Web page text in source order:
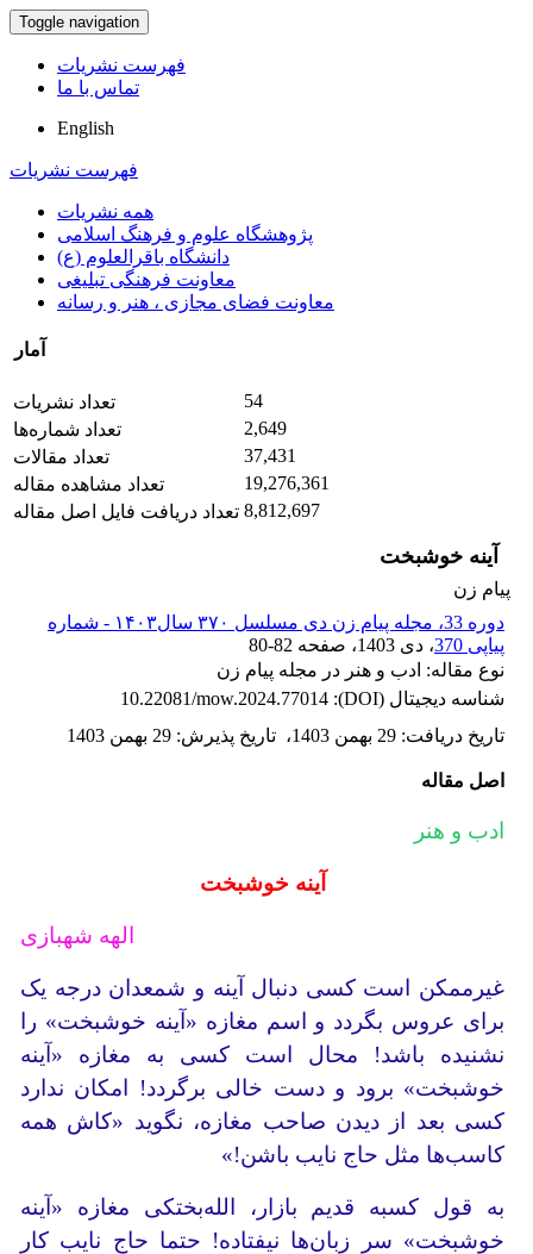
Toggle navigation
فهرست نشریات
تماس با ما
English
فهرست نشریات
همه نشریات
پژوهشگاه علوم و فرهنگ اسلامی
دانشگاه باقرالعلوم (ع)
معاونت فرهنگی تبلیغی
معاونت فضای مجازی ، هنر و رسانه
آمار
تعداد نشریات
54
تعداد شماره‌ها
2,649
تعداد مقالات
37,431
تعداد مشاهده مقاله
19,276,361
تعداد دریافت فایل اصل مقاله 8,812,697
آینه خوشبخت
پیام زن
دوره 33، مجله پیام زن دی مسلسل ۳۷۰ سال۱۴۰۳ - شماره
پیاپی 370
، دی 1403 ، صفحه 80-82
نوع مقاله: ادب و هنر در مجله پیام زن
شناسه دیجیتال (DOI):
10.22081/mow.2024.77014
تاریخ دریافت: 29 بهمن 1403 ، تاریخ پذیرش: 29 بهمن 1403
اصل مقاله
ادب و هنر
آینه خوشبخت
الهه شهبازی
غیرممکن است کسی دنبال آینه و شمعدان درجه یک
برای عروس بگردد و اسم مغازه «آینه خوشبخت» را
نشنیده باشد! محال است کسی به مغازه «آینه
خوشبخت» برود و دست خالی برگردد! امکان ندارد
کسی بعد از دیدن صاحب‌ مغازه، نگوید «کاش همه
کاسب‌ها مثل حاج نایب باشن!»
به قول کسبه قدیم بازار، الله‌بختکی مغازه‌ «آینه
‌خوشبخت» سر زبان‌ها نیفتاده! حتما حاج نایب کار